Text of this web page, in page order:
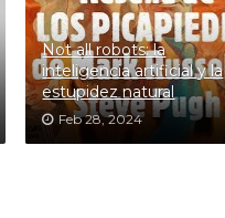
Not all robots: la
inteligencia artificial y la
estupidez natural
Feb 28, 2024